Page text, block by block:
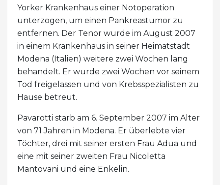
Yorker Krankenhaus einer Notoperation
unterzogen, um einen Pankreastumor zu
entfernen. Der Tenor wurde im August 2007
in einem Krankenhaus in seiner Heimatstadt
Modena (Italien) weitere zwei Wochen lang
behandelt. Er wurde zwei Wochen vor seinem
Tod freigelassen und von Krebsspezialisten zu
Hause betreut.
Pavarotti starb am 6. September 2007 im Alter
von 71 Jahren in Modena. Er überlebte vier
Töchter, drei mit seiner ersten Frau Adua und
eine mit seiner zweiten Frau Nicoletta
Mantovani und eine Enkelin.